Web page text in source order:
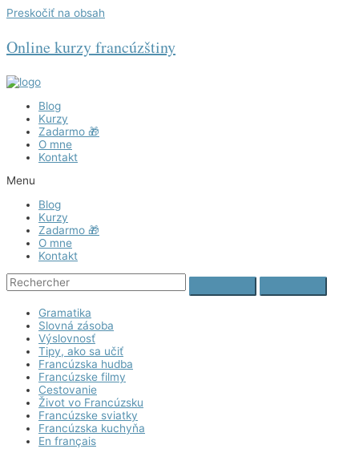
Preskočiť na obsah
Online kurzy francúzštiny
Blog
Kurzy
Zadarmo 🎁
O mne
Kontakt
Menu
Blog
Kurzy
Zadarmo 🎁
O mne
Kontakt
Gramatika
Slovná zásoba
Výslovnosť
Tipy, ako sa učiť
Francúzska hudba
Francúzske filmy
Cestovanie
Život vo Francúzsku
Francúzske sviatky
Francúzska kuchyňa
En français